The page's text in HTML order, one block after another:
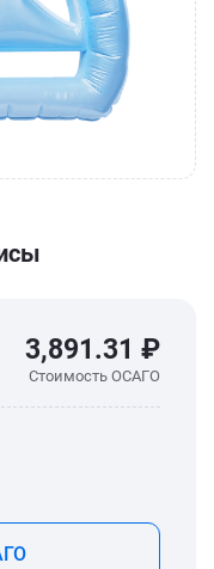
3,891.31 ₽
Стоимость ОСАГО